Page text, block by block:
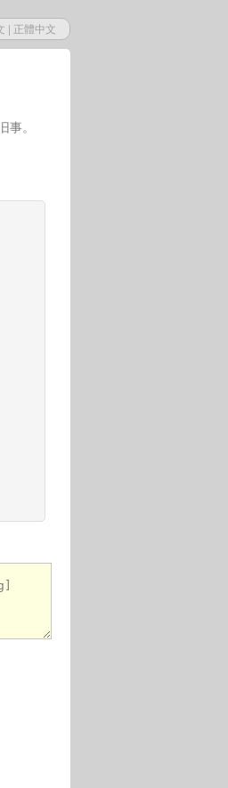
| 正體中文
。